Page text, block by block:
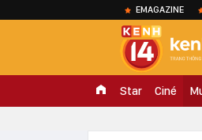
EMAGAZINE
Star Ciné